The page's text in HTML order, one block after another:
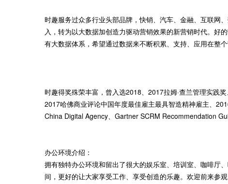
时趣服务过众多行业头部品牌，快销、汽车、金融、互联网
入，转为以大数据加创造力驱动营销效果的新营销时代。好
有大数据体系，希望通过数据来不断积累、支持、应用在整个
时趣得奖殊荣丰富，曾入选2018、2017拉姆·查兰管理实践
2017哈佛商业评论中国年度最佳雇主最具智造精神雇主、
China Digital Agency、Gartner SCRM Recommendation
办公环境介绍：
拥有独特办公环境和留出了很大的娱乐室、培训室、咖啡厅
间，更好的让大家享受工作、享受创造的乐趣。欢迎前来参